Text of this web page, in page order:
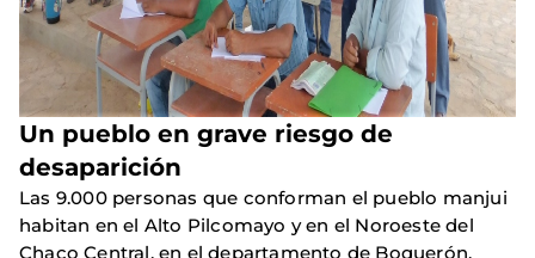
Un pueblo en grave riesgo de
desaparición
Las 9.000 personas que conforman el pueblo manjui
habitan en el Alto Pilcomayo y en el Noroeste del
Chaco Central, en el departamento de Boquerón,